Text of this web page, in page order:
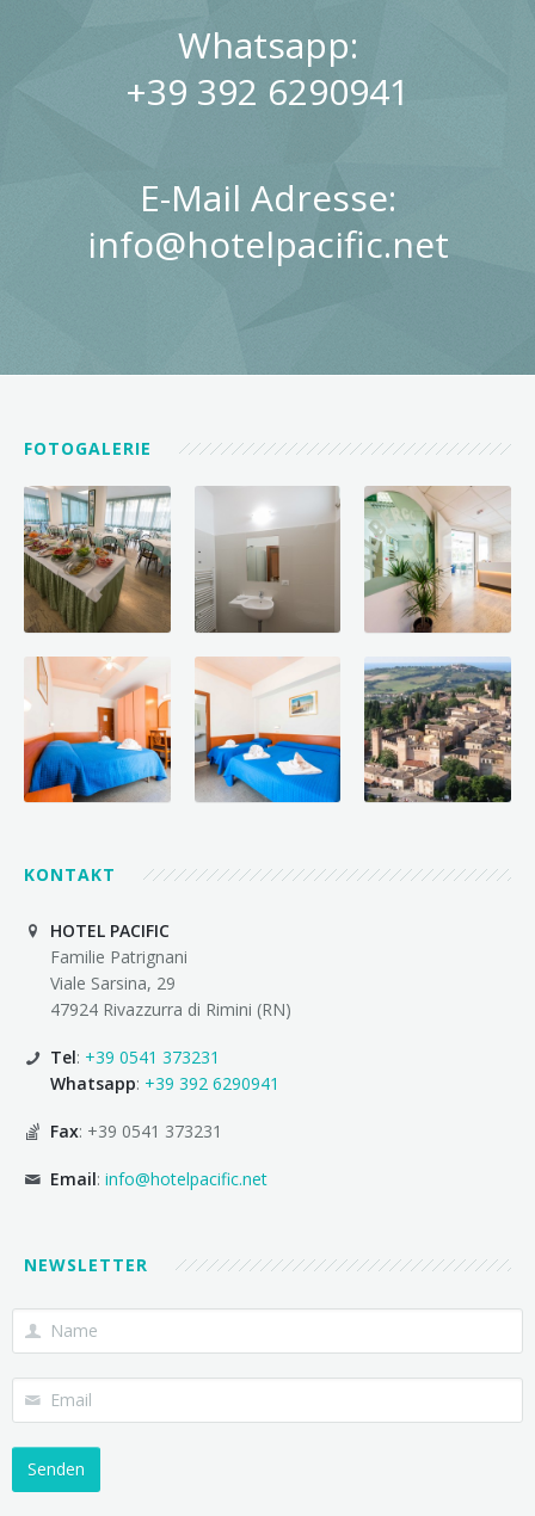
Whatsapp:
+39 392 6290941
E-Mail Adresse:
info@hotelpacific.net
FOTOGALERIE
KONTAKT
HOTEL PACIFIC
Familie Patrignani
Viale Sarsina, 29
47924 Rivazzurra di Rimini (RN)
Tel: +39 0541 373231
Whatsapp: +39 392 6290941
Fax: +39 0541 373231
Email: info@hotelpacific.net
NEWSLETTER